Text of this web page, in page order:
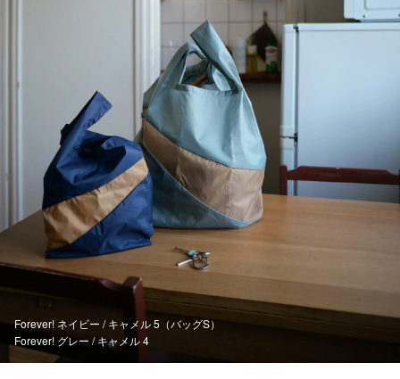
Forever! ネイビー / キャメル 5（バッグS）
Forever! グレー / キャメル 4